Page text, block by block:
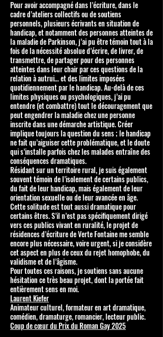
Pour avoir accompagné dans l’écriture, dans le
cadre d’ateliers collectifs ou de soutiens
personnels, plusieurs écrivants en situation de
handicap, et notamment des personnes atteintes de
la maladie de Parkinson, j’ai pu être témoin tout à la
fois de la nécessité absolue d’écrire, de livrer, de
transmettre, de partager pour des personnes
atteintes dans leur chair par ces questions de la
relation à autrui… et des limites imposées
quotidiennement par le handicap. Au-delà de ces
limites physiques ou psychologiques, j’ai pu
entendre (et combattre) tout le découragement que
peut engendrer la maladie chez une personne
inscrite dans une démarche artistique. Créer
implique toujours la question du sens ; le handicap
ne fait qu’aiguiser cette problématique, et le doute
qui s’installe parfois chez les malades entraîne des
conséquences dramatiques.
Résidant sur un territoire rural, je suis également
souvent témoin de l’isolement de certains publics,
du fait de leur handicap, mais également de leur
orientation sexuelle ou de leur avancée en âge.
Cette solitude est tout aussi dramatique pour
certains êtres. S’il n’est pas spécifiquement dirigé
vers ces publics vivant en ruralité, le projet de
résidences d’écriture de Verte Fontaine me semble
encore plus nécessaire, voire urgent, si je considère
cet aspect en plus de ceux du rejet homophobe, du
validisme et de l’âgisme.
Pour toutes ces raisons, je soutiens sans aucune
hésitation ce très beau projet, dont la portée fait
entièrement sens en moi.
Laurent Kiefer
Animateur culturel, formateur en art dramatique,
comédien, dramaturge, romancier, lecteur public.
Coup de cœur du Prix du Roman Gay 2025